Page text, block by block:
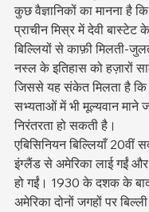
कुछ वैज्ञानिकों का मानना है
प्राचीन मिस्र में देवी बास्टेट
बिल्लियों से काफ़ी मिलती-
नस्ल के इतिहास को हज़ारों
जिससे यह संकेत मिलता है कि
सभ्यताओं में भी मूल्यवान माने
निरंतरता हो सकती है।
एबिसिनियन बिल्लियाँ
इंग्लैंड से अमेरिका लाई गईं
हो गईं। 1930 के दशक के
अमेरिका दोनों जगहों पर